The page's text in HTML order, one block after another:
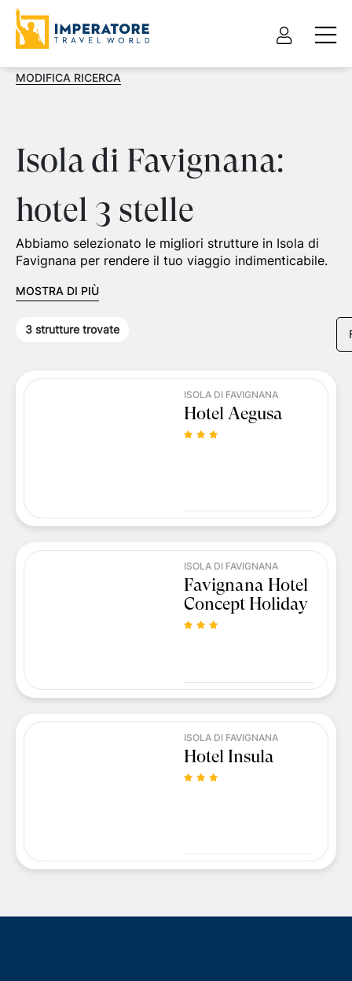
MODIFICA RICERCA
Isola di Favignana:
hotel 3 stelle
Abbiamo selezionato le migliori strutture in Isola di
Favignana per rendere il tuo viaggio indimenticabile.
MOSTRA DI PIÙ
3 strutture trovate
ISOLA DI FAVIGNANA
Hotel Aegusa
ISOLA DI FAVIGNANA
Favignana Hotel
Concept Holiday
ISOLA DI FAVIGNANA
Hotel Insula